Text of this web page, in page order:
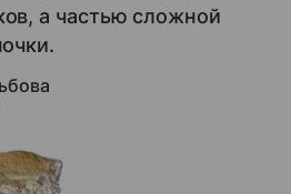
а частью сложной